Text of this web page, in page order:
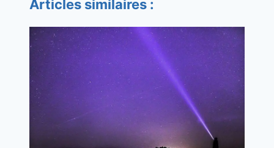
Articles similaires :